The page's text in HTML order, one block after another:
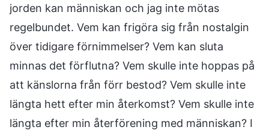
jorden kan människan och jag inte mötas
regelbundet. Vem kan frigöra sig från nostalgin
över tidigare förnimmelser? Vem kan sluta
minnas det förflutna? Vem skulle inte hoppas på
att känslorna från förr bestod? Vem skulle inte
längta hett efter min återkomst? Vem skulle inte
längta efter min återförening med människan? I